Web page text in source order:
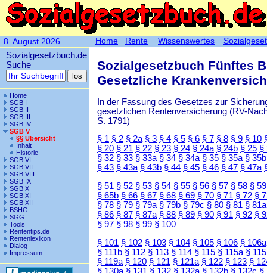
8. August 2026
Sozialgesetzbuch.de
Suche
Home
SGB I
SGB II
SGB III
SGB IV
SGB V
§§ Übersicht
Inhalt
Historie
SGB VI
SGB VII
SGB VIII
SGB IX
SGB X
SGB XI
SGB XII
BSHG
SGG
Tools
Rententips.de
Rentenlexikon
Dialog
Impressum
Sozialgesetzbuch Fünftes
Gesetzliche
In der Fassung des Gesetzes zur
gesetzlichen Rentenversicherung (RV-
S. 1791)
§ 1 § 2 § 2a § 3 § 4 § 5 § 6 § 7 § 8 § 9 § 10
§ 20 § 21 § 22 § 23 § 24 § 24a § 24b § 25 §
§ 32 § 33 § 33a § 34 § 34a § 35 § 35a § 35b
§ 43 § 43a § 43b § 44 § 45 § 46 § 47 § 47a
§ 51 § 52 § 53 § 54 § 55 § 56 § 57 § 58 § 59
§ 65b § 66 § 67 § 68 § 69 § 70 § 71 § 72 §
§ 78 § 79 § 79a § 79b § 79c § 80 § 81 § 81a
§ 86 § 87 § 87a § 88 § 89 § 90 § 91 § 92 §
§ 97 § 98 § 99 § 100
§ 101 § 102 § 103 § 104 § 105 § 106 § 106a
§ 111b § 112 § 113 § 114 § 115 § 115a §
§ 119a § 120 § 121 § 121a § 122 § 123 §
§ 130a § 131 § 132 § 132a § 132b § 132c §
Home Rente Wissenswertes